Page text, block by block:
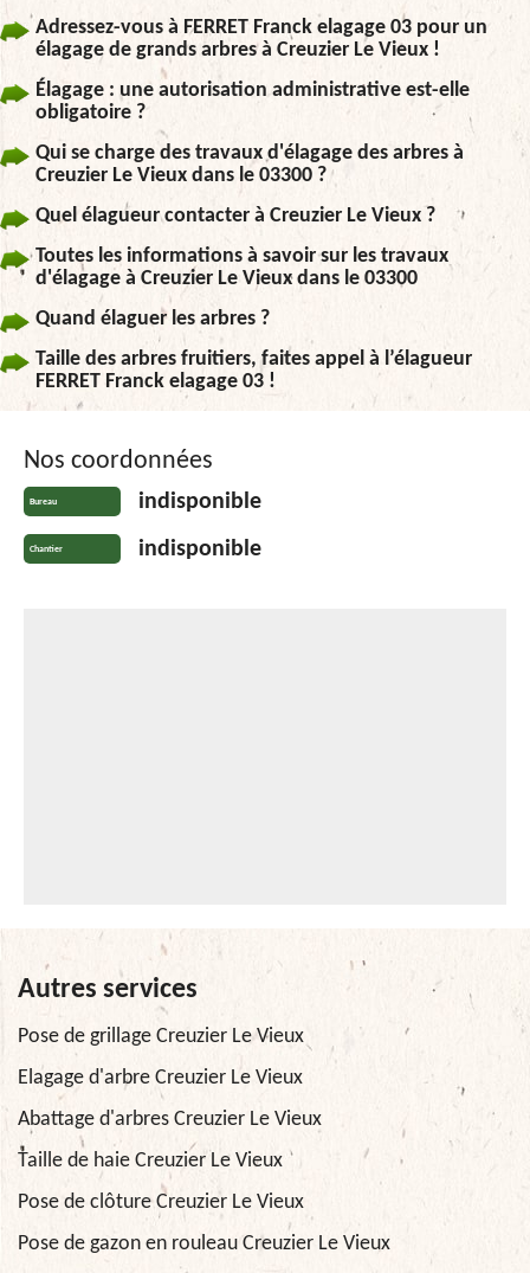
Adressez-vous à FERRET Franck elagage 03 pour un
élagage de grands arbres à Creuzier Le Vieux !
Élagage : une autorisation administrative est-elle
obligatoire ?
Qui se charge des travaux d'élagage des arbres à
Creuzier Le Vieux dans le 03300 ?
Quel élagueur contacter à Creuzier Le Vieux ?
Toutes les informations à savoir sur les travaux
d'élagage à Creuzier Le Vieux dans le 03300
Quand élaguer les arbres ?
Taille des arbres fruitiers, faites appel à l’élagueur
FERRET Franck elagage 03 !
Nos coordonnées
Bureau indisponible
Chantier indisponible
Autres services
Pose de grillage Creuzier Le Vieux
Elagage d'arbre Creuzier Le Vieux
Abattage d'arbres Creuzier Le Vieux
Taille de haie Creuzier Le Vieux
Pose de clôture Creuzier Le Vieux
Pose de gazon en rouleau Creuzier Le Vieux